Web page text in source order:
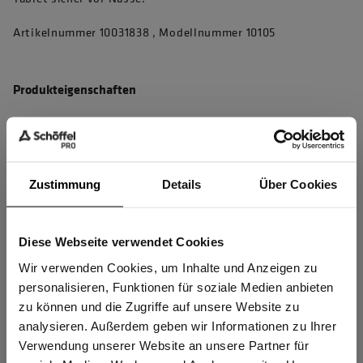
Zustimmung Details Über Cookies
Diese Webseite verwendet Cookies
Wir verwenden Cookies, um Inhalte und Anzeigen zu
personalisieren, Funktionen für soziale Medien anbieten
zu können und die Zugriffe auf unsere Website zu
analysieren. Außerdem geben wir Informationen zu Ihrer
Verwendung unserer Website an unsere Partner für
Artikelnummer 10031838 , Modellnummer 10105
Produkteigenschaften
4D Body Mapping für beste Performance
Winddicht, wasserabweisend und atmungsaktiv für
maximalen Wetterschutz und bestes Körperklima
4-Wege-Stretch für perfekte Bewegungsfreiheit
verhindert Verrutschen der Jacke
Innenkragen aus robustem Softshell und mit integrierter
Membran - hält kratzigem Bart und Wind stand
Sind Sie
Gewerbetreibender?
Ich bestätige, dass ich Gewerbetreibender bin. Alle
Preise werden netto ausgewiesen.